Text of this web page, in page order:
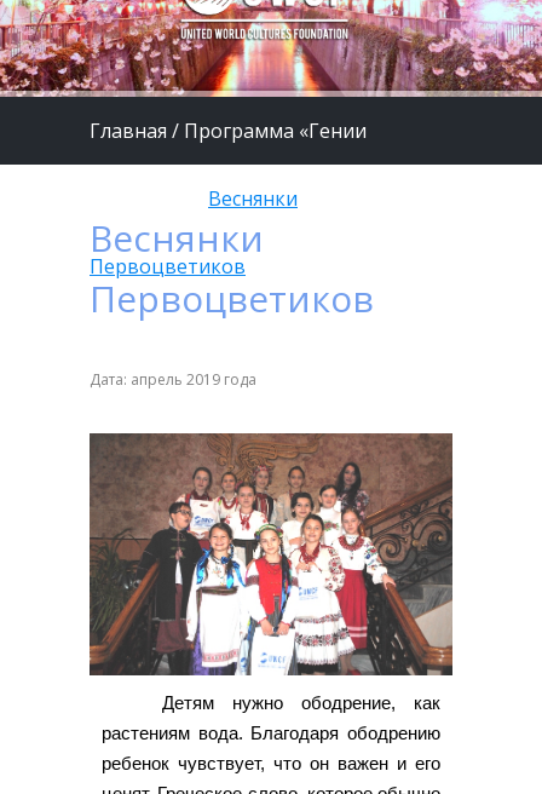
Главная / Программа «Гении
Веснянки
Первоцветиков
Веснянки
Первоцветиков
Дата: апрель 2019 года
Детям нужно ободрение, как
растениям вода. Благодаря ободрению
ребенок чувствует, что он важен и его